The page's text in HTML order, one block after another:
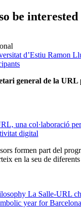
be interested
d’Estiu Ramon
general de la URL
una col·laboració
digital
formen part del
en la seu de
La Salle-URL
year for Barcelona